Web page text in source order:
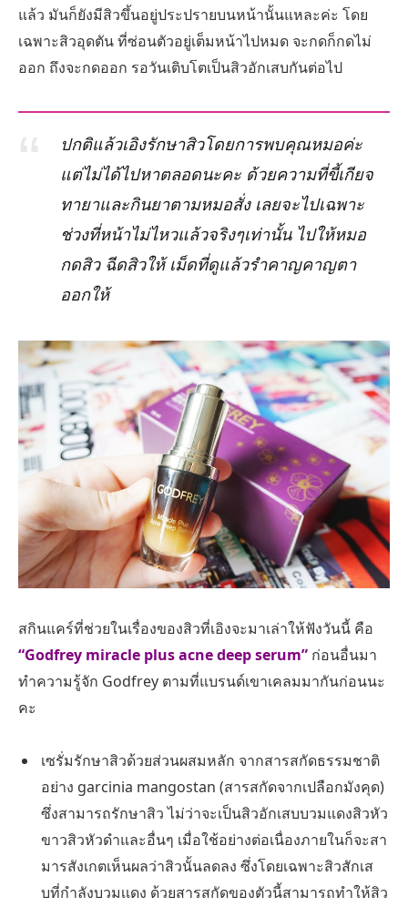
แล้ว มันก็ยังมีสิวขึ้นอยู่ประปรายบนหน้านั้นแหละค่ะ โดย
เฉพาะสิวอุดตัน ที่ซ่อนตัวอยู่เต็มหน้าไปหมด จะกดก็กดไม่
ออก ถึงจะกดออก รอวันเติบโตเป็นสิวอักเสบกันต่อไป
ปกติแล้วเอิงรักษาสิวโดยการพบคุณหมอค่ะ
แต่ไม่ได้ไปหาตลอดนะคะ ด้วยความที่ขี้เกียจ
ทายาและกินยาตามหมอสั่ง เลยจะไปเฉพาะ
ช่วงที่หน้าไม่ไหวแล้วจริงๆเท่านั้น ไปให้หมอ
กดสิว ฉีดสิวให้ เม็ดที่ดูแล้วรำคาญคาญตา
ออกให้
สกินแคร์ที่ช่วยในเรื่องของสิวที่เอิงจะมาเล่าให้ฟังวันนี้ คือ
“Godfrey miracle plus acne deep serum” ก่อนอื่นมา
ทำความรู้จัก Godfrey ตามที่แบรนด์เขาเคลมมากันก่อนนะ
คะ
เซรั่มรักษาสิวด้วยส่วนผสมหลัก จากสารสกัดธรรมชาติ
อย่าง garcinia mangostan (สารสกัดจากเปลือกมังคุด)
ซึ่งสามารถรักษาสิว ไม่ว่าจะเป็นสิวอักเสบบวมแดงสิวหัว
ขาวสิวหัวดำและอื่นๆ เมื่อใช้อย่างต่อเนื่องภายในก็จะสา
มารสังเกตเห็นผลว่าสิวนั้นลดลง ซึ่งโดยเฉพาะสิวสักเส
บที่กำลังบวมเเดง ด้วยสารสกัดของตัวนี้สามารถทำให้สิว